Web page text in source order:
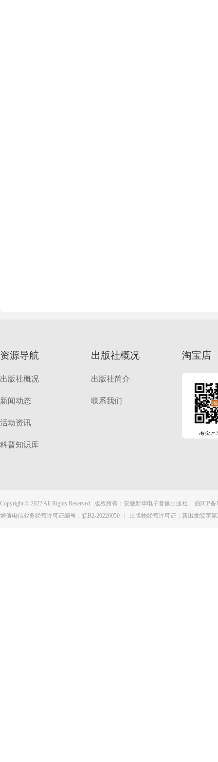
资源导航
出版社概况
新闻动态
活动资讯
科普知识库
出版社概况
出版社简介
联系我们
淘宝店
Copyright © 2022 All Rights Reserved 版权所有：安徽新华电子音像出版社
皖ICP备
增值电信业务经营许可证编号：皖B2-20220050 | 出版物经营许可证：新出发皖